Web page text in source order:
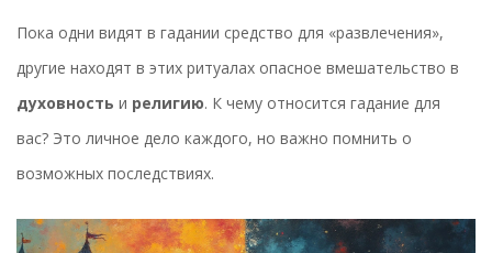
Пока одни видят в гадании средство для «развлечения»,
другие находят в этих ритуалах опасное вмешательство в
духовность и религию. К чему относится гадание для
вас? Это личное дело каждого, но важно помнить о
возможных последствиях.